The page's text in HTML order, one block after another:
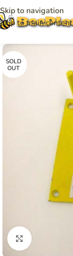
Skip to navigation
Skip to main content
SOLD
OUT